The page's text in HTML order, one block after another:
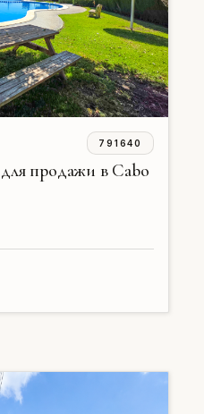
791640
продажи в Cabo